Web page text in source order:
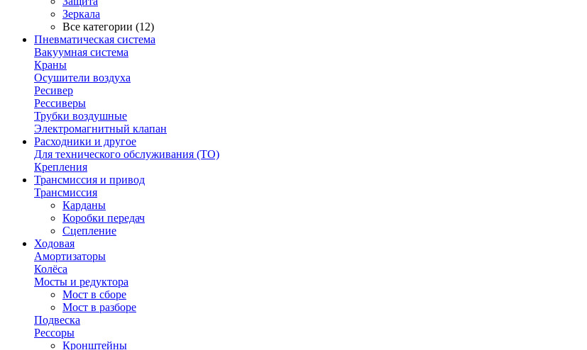
Зеркала
Все категории (12)
Пневматическая система
Вакуумная система
Краны
Осушители воздуха
Ресивер
Рессиверы
Трубки воздушные
Электромагнитный клапан
Расходники и другое
Для технического обслуживания (ТО)
Крепления
Трансмиссия и привод
Трансмиссия
Карданы
Коробки передач
Сцепление
Ходовая
Амортизаторы
Колёса
Мосты и редуктора
Мост в сборе
Мост в разборе
Подвеска
Рессоры
Кронштейны